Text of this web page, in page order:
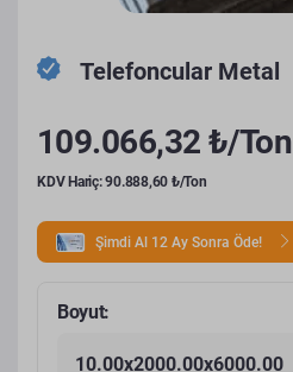
Telefoncular Metal
109.066,32 ₺/Ton
KDV Hariç: 90.888,60 ₺/Ton
Şimdi Al 12 Ay Sonra Öde!
Boyut:
10.00x2000.00x6000.00